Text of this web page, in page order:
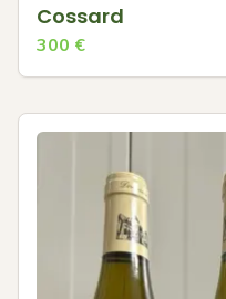
Cossard
300 €